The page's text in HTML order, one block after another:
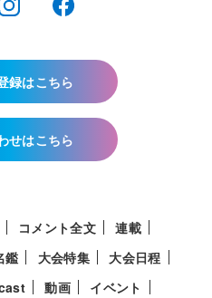
録はこちら
せはこちら
コメント全文
連載
鑑 大会特集
大会日程
動画
イベント